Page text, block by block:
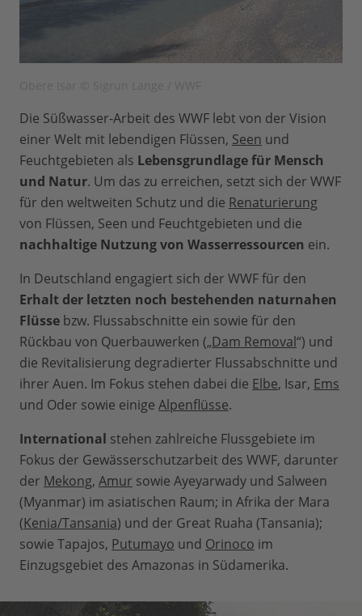
Die Süßwasser-Arbeit des WWF lebt von der Vision
einer Welt mit lebendigen Flüssen, Seen und
Feuchtgebieten als Lebensgrundlage für Mensch
und Natur. Um das zu erreichen, setzt sich der WWF
für den weltweiten Schutz und die Renaturierung
von Flüssen, Seen und Feuchtgebieten und die
nachhaltige Nutzung von Wasserressourcen ein.
In Deutschland engagiert sich der WWF für den
Erhalt der letzten noch bestehenden naturnahen
Flüsse bzw. Flussabschnitte ein sowie für den
Rückbau von Querbauwerken („Dam Removal“) und
die Revitalisierung degradierter Flussabschnitte und
ihrer Auen. Im Fokus stehen dabei die Elbe, Isar, Ems
und Oder sowie einige Alpenflüsse.
International stehen zahlreiche Flussgebiete im
Fokus der Gewässerschutzarbeit des WWF, darunter
der Mekong, Amur sowie Ayeyarwady und Salween
(Myanmar) im asiatischen Raum; in Afrika der Mara
(Kenia/Tansania) und der Great Ruaha (Tansania);
sowie Tapajos, Putumayo und Orinoco im
Einzugsgebiet des Amazonas in Südamerika.